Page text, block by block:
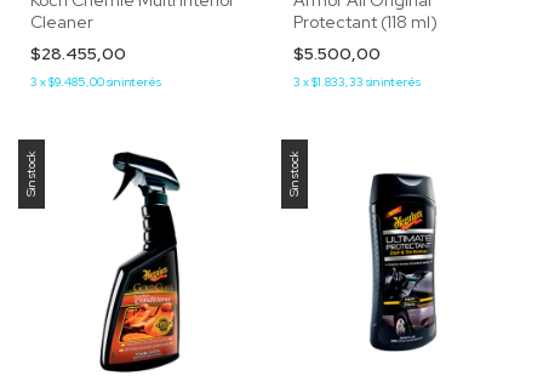
Cleaner
$28.455,00
3 x$9.485,00sin interés
Protectant (118 ml)
$5.500,00
3 x$1.833,33 sin interés
Sin stock Sin stock